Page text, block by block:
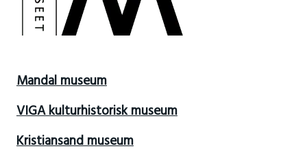
Mandal museum
VIGA kulturhistorisk museum
Kristiansand museum